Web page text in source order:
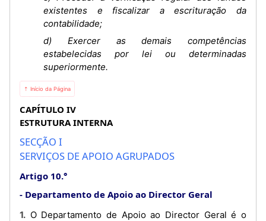
existentes e fiscalizar a escrituração da
contabilidade;
d) Exercer as demais competências
estabelecidas por lei ou determinadas
superiormente.
⇡ Início da Página
CAPÍTULO IV
ESTRUTURA INTERNA
SECÇÃO I
SERVIÇOS DE APOIO AGRUPADOS
Artigo 10.°
Departamento de Apoio ao Director Geral
1. O Departamento de Apoio ao Director Geral é o